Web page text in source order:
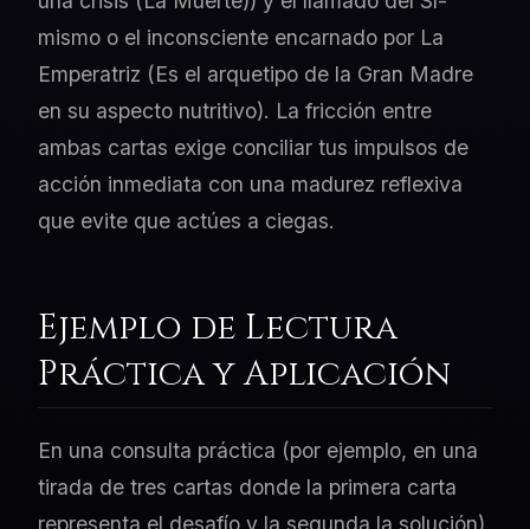
mismo o el inconsciente encarnado por La
Emperatriz (Es el arquetipo de la Gran Madre
en su aspecto nutritivo). La fricción entre
ambas cartas exige conciliar tus impulsos de
acción inmediata con una madurez reflexiva
que evite que actúes a ciegas.
Ejemplo de Lectura
Práctica y Aplicación
En una consulta práctica (por ejemplo, en una
tirada de tres cartas donde la primera carta